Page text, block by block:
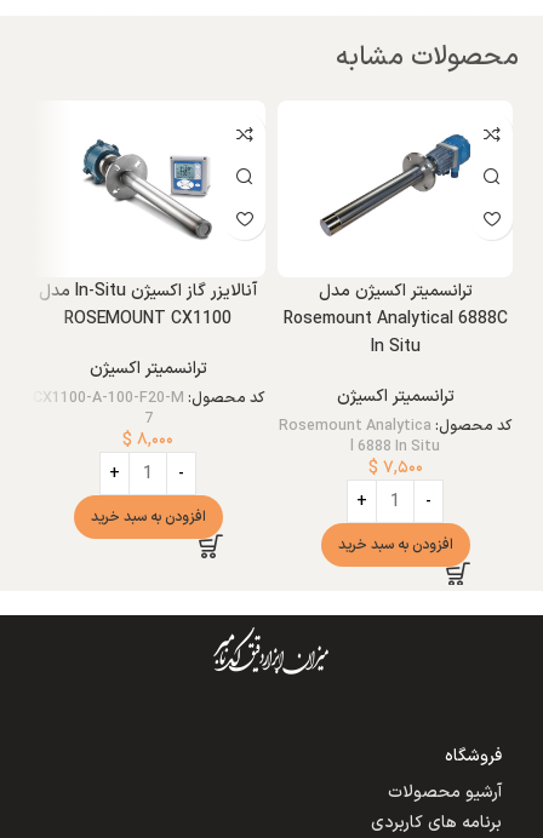
محصولات مشابه
ترانسمیتر اکسیژن مدل
Rosemount Analytical 6888C
In Situ
ترانسمیتر اکسیژن
کد محصول: Rosemount Analytica
l 6888 In Situ
$ ۷,۵۰۰
افزودن به سبد خرید
آنالایزر گاز اکسیژن In-Situ مدل
ROSEMOUNT CX1100
ترانسمیتر اکسیژن
کد محصول: CX1100-A-100-F20-M
7
$ ۸,۰۰۰
افزودن به سبد خرید
فروشگاه
آرشیو محصولات
برنامه های کاربردی